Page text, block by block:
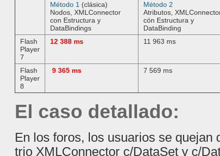
Método 1 (clásica)
Nodos, XMLConnector
con Estructura y
DataBindings
Método 2
Atributos,
cón Estructura y
DataBinding
Flash
Player
7
12 388 ms 11 963 ms
Flash
Player
8
9 365 ms 7 569 ms
El caso detallado:
En los foros, los usuarios se quejan
trio XMLConnector c/DataSet y c/